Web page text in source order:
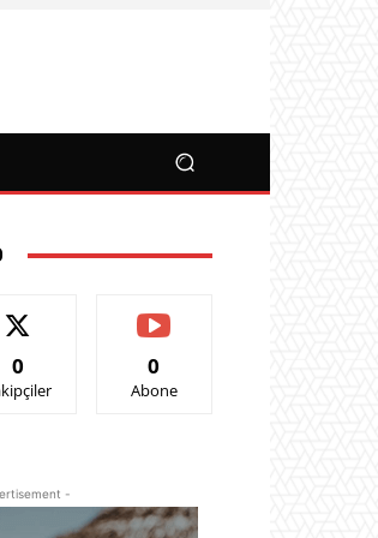
0 0
Abone
-